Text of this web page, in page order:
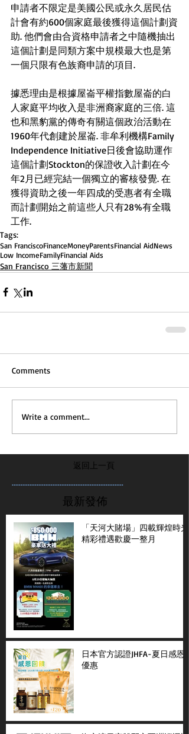
申請者不限定是美國公民或永久居民估
計會有約600個家庭最後獲得這個計劃資
助. 他們會由合資格申請者之中隨機抽出
這個計劃是同類方案中規模最大也是第
一個只限有色族裔申請的項目.
據悉理由是根據屋崙平權指數屋崙的白
人家庭平均收入是非洲裔家庭的三倍. 這
也和黑豹黨的傳奇有關這個政治活動在
1960年代創建於屋崙. 非牟利機構Family
Independence Initiative日後會協助運作
這個計劃Stockton的保證收入計劃在今
年2月已經完結一個獨立的審核發覺. 在
獲得資助之後一年四成的受惠者有全職
而計劃開始之前這些人只有28%有全職
工作.
Tags:
San FranciscoFinanceMoneyParentsFinancial AidNews
Low IncomeFamilyFinancial Aids
San Francisco 三藩市新聞
Comments
Write a comment...
返回上一頁
...............................................................
最新發佈
「天河大賭場」四載輝煌時光
精彩禮遇歡慶一整月
日本官方認證JHFA-夏日感恩
優惠